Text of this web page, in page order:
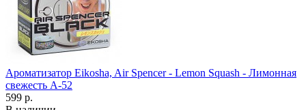
Ароматизатор Eikosha, Air Spencer - Lemon Squash - Лимонная
свежесть A-52
599 р.